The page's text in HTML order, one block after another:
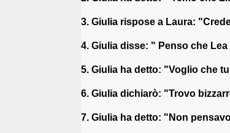
3. Giulia rispose a Laura:
4. Giulia disse: " Penso che
5. Giulia ha detto: "Voglio che
6. Giulia dichiarò: "Trovo
7. Giulia ha detto: "Non